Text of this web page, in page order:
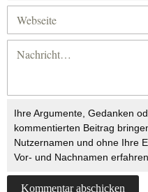
Ihre Argumente, Gedanken
kommentierten Beitrag
Nutzernamen und ohne Ihre
Vor- und Nachnamen